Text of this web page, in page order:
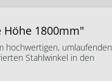
Höhe 1800mm"
hochwertigen, umlaufenden
Stahlwinkel in den